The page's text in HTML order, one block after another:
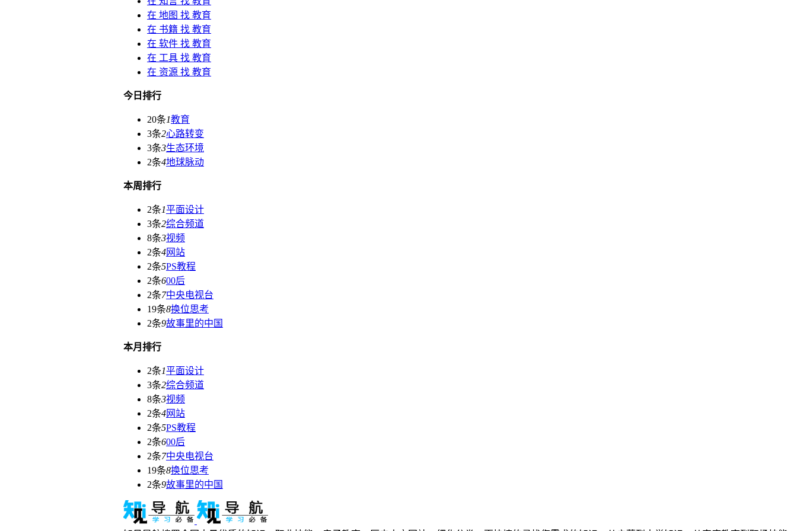
在 地图 找 教育
在 书籍 找 教育
在 软件 找 教育
在 工具 找 教育
在 资源 找 教育
今日排行
20条1教育
3条2心路转变
3条3生态环境
2条4地球脉动
本周排行
2条1平面设计
3条2综合频道
8条3视频
2条4网站
2条5PS教程
2条600后
2条7中央电视台
19条8换位思考
2条9故事里的中国
本月排行
2条1平面设计
3条2综合频道
8条3视频
2条4网站
2条5PS教程
2条600后
2条7中央电视台
19条8换位思考
2条9故事里的中国